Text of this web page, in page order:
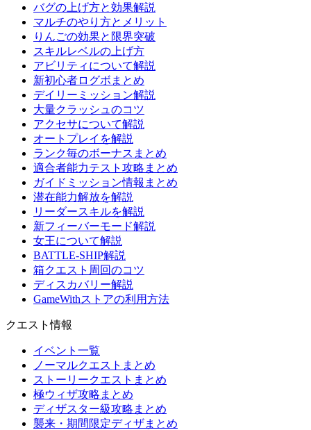
バグの上げ方と効果解説
マルチのやり方とメリット
りんごの効果と限界突破
スキルレベルの上げ方
アビリティについて解説
新初心者ログボまとめ
デイリーミッション解説
大量クラッシュのコツ
アクセサについて解説
オートプレイを解説
ランク毎のボーナスまとめ
適合者能力テスト攻略まとめ
ガイドミッション情報まとめ
潜在能力解放を解説
リーダースキルを解説
新フィーバーモード解説
女王について解説
BATTLE-SHIP解説
箱クエスト周回のコツ
ディスカバリー解説
GameWithストアの利用方法
クエスト情報
イベント一覧
ノーマルクエストまとめ
ストーリークエストまとめ
極ウィザ攻略まとめ
ディザスター級攻略まとめ
襲来・期間限定ディザまとめ